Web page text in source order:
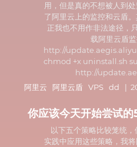
用，但是真的不想被人到
了阿里云上的监控和云盾
正我也不用作非法途径，
载阿里云盾
http://
chmod +x uninstall.sh
http://
阿里云
阿里云盾 VPS dd |
你应该今天开始尝试
以下五个策略比较笼统
实践中应用这些策略，我将